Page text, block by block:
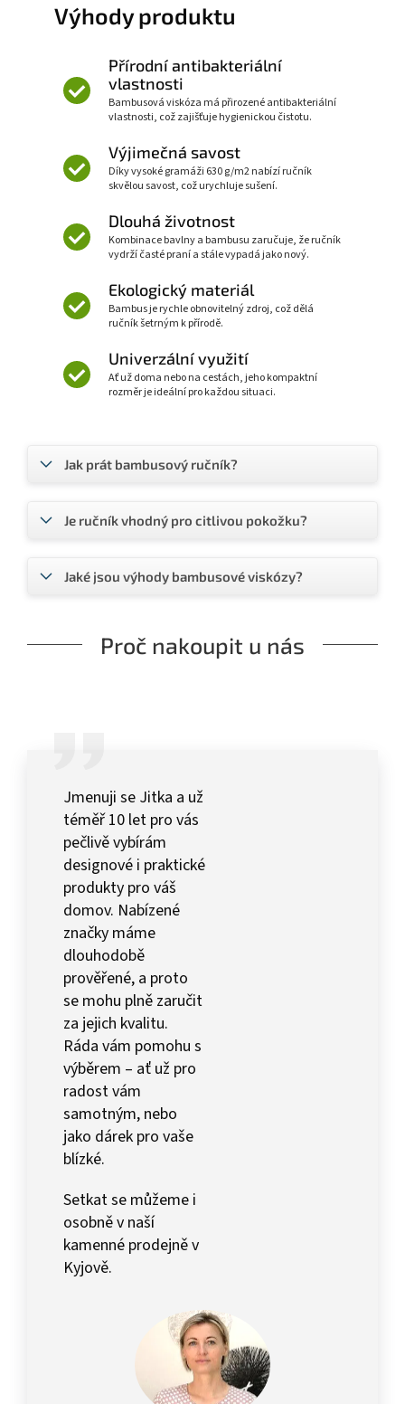
Výhody produktu
Přírodní antibakteriální
vlastnosti
Bambusová viskóza má přirozené antibakteriální
vlastnosti, což zajišťuje hygienickou čistotu.
Výjimečná savost
Díky vysoké gramáži 630 g/m2 nabízí ručník
skvělou savost, což urychluje sušení.
Dlouhá životnost
Kombinace bavlny a bambusu zaručuje, že ručník
vydrží časté praní a stále vypadá jako nový.
Ekologický materiál
Bambus je rychle obnovitelný zdroj, což dělá
ručník šetrným k přírodě.
Univerzální využití
Ať už doma nebo na cestách, jeho kompaktní
rozměr je ideální pro každou situaci.
Jak prát bambusový ručník?
Je ručník vhodný pro citlivou pokožku?
Jaké jsou výhody bambusové viskózy?
Proč nakoupit u nás
Jmenuji se Jitka a už
téměř 10 let pro vás
pečlivě vybírám
designové i praktické
produkty pro váš
domov. Nabízené
značky máme
dlouhodobě
prověřené, a proto
se mohu plně zaručit
za jejich kvalitu.
Ráda vám pomohu s
výběrem – ať už pro
radost vám
samotným, nebo
jako dárek pro vaše
blízké.
Setkat se můžeme i
osobně v naší
kamenné prodejně v
Kyjově.